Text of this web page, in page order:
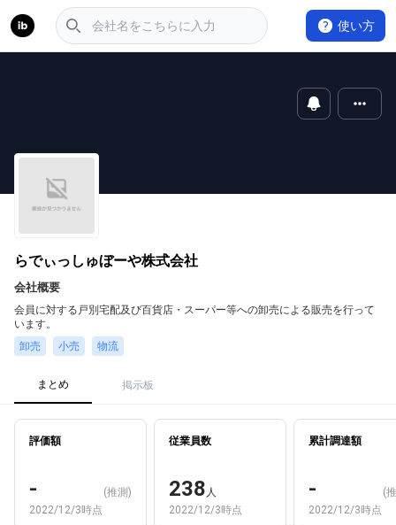
使い方
らでぃっしゅぼーや株式会社
会社概要
会員に対する戸別宅配及び百貨店・スーパー等への卸売による販売を行って
います。
卸売
小売 物流
まとめ 掲示板
評価額
-
(推測)
2022/12/3時点
従業員数
238 人
2022/12/3時点
累計調達額
-
(
2022/12/3時点